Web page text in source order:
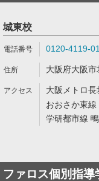
城東校
0120-4119-01
大阪府大阪
大阪メトロ
おおさか東
学研都市線
ファロス個別指導